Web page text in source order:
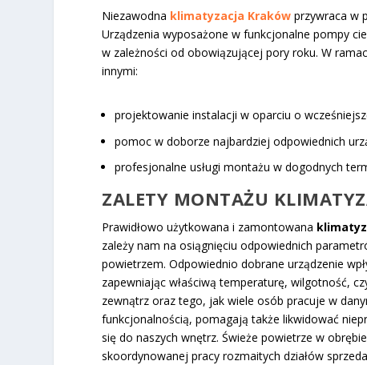
Niezawodna klimatyzacja Krakówprzywraca w
Urządzenia wyposażone w funkcjonalne pompy
w zależności od obowiązującej pory roku. W
innymi:
projektowanie instalacji w oparciu o
pomoc w doborze najbardziej odpowiednich
profesjonalne usługi montażu w dogodnych
ZALETY MONTAŻU
Prawidłowo użytkowana i zamontowana
zależy nam na osiągnięciu odpowiednich
powietrzem. Odpowiednio dobrane urządzenie
zapewniając właściwą temperaturę, wilgotność,
zewnątrz oraz tego, jak wiele osób pracuje w
funkcjonalnością, pomagają także likwidować
się do naszych wnętrz. Świeże powietrze w
skoordynowanej pracy rozmaitych działów